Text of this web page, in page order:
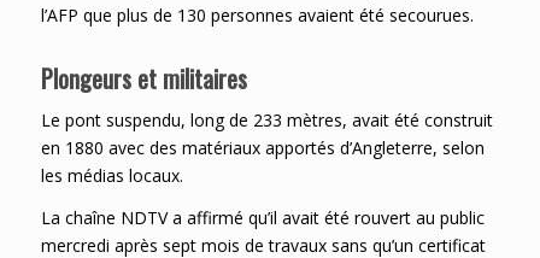
l’AFP que plus de 130 personnes avaient été secourues.
Plongeurs et militaires
Le pont suspendu, long de 233 mètres, avait été construit
en 1880 avec des matériaux apportés d’Angleterre, selon
les médias locaux.
La chaîne NDTV a affirmé qu’il avait été rouvert au public
mercredi après sept mois de travaux sans qu’un certificat